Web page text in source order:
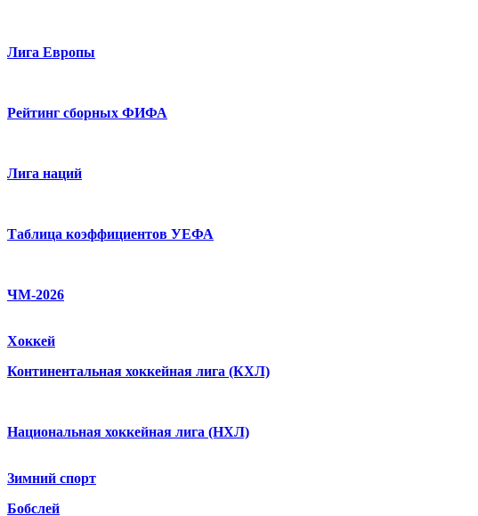
Лига Европы
Рейтинг сборных ФИФА
Лига наций
Таблица коэффициентов УЕФА
ЧМ-2026
Хоккей
Континентальная хоккейная лига (КХЛ)
Национальная хоккейная лига (НХЛ)
Зимний спорт
Бобслей